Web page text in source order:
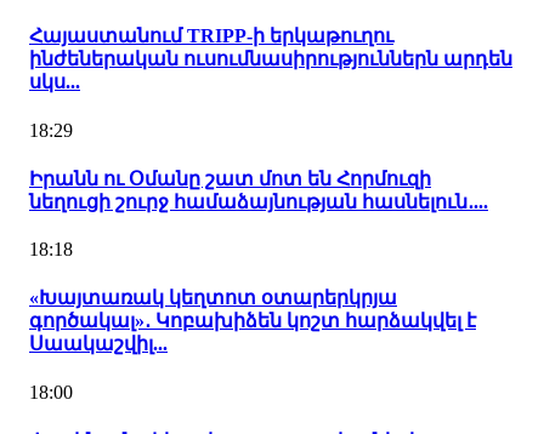
Հայաստանում TRIPP-ի երկաթուղու
ինժեներական ուսումնասիրություններն արդեն
սկս...
18:29
Իրանն ու Օմանը շատ մոտ են Հորմուզի
նեղուցի շուրջ համաձայնության հասնելուն․...
18:18
«Խայտառակ կեղտոտ օտարերկրյա
գործակալ»․ Կոբախիձեն կոշտ հարձակվել է
Սաակաշվիլ...
18:00